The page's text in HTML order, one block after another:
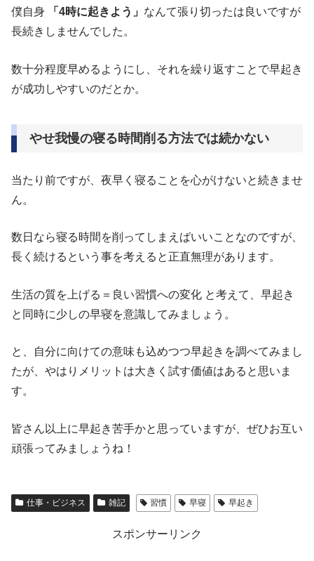
僕自身 「4時に起きよう」 なんて張り切ったは良いですが
長続きしませんでした。
数十分程度早めるようにし、それを繰り返すことで早起き
が成功しやすいのだとか。
やせ我慢の寝る時間削る方法では続かない
当たり前ですが、夜早く寝ることを心がけないと続きませ
ん。
数日なら寝る時間を削ってしまえばいいことなのですが、
長く続けるという事を考えると正直無理があります。
生活の質を上げる＝良い習慣への変化 と考えて、早起き
と同時に少しの早寝を意識してみましょう。
と、自分に向けての意味も込めつつ早起きを調べてみまし
たが、やはりメリットは大きく試す価値はあると思いま
す。
皆さん以上に早起き苦手かと思っていますが、ぜひお互い
頑張ってみましょうね！
仕事・ビジネス 雑記 習慣 早寝 早起き
スポンサーリンク